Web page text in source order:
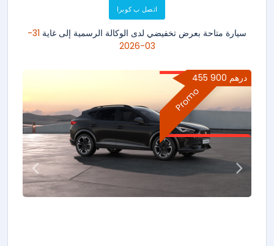
اتصل ب كوبرا
سيارة متاحة بعرض تخفيضي لدى الوكالة الرسمية إلى غاية
31-
03-2026
Promo
455 900 درهم